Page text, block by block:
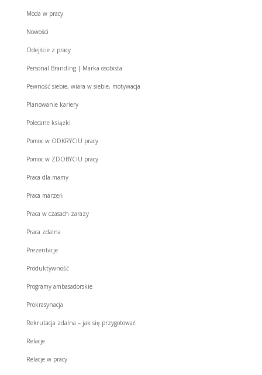
Moda w pracy
Nowości
Odejście z pracy
Personal Branding | Marka osobista
Pewność siebie, wiara w siebie, motywacja
Planowanie kariery
Polecane książki
Pomoc w ODKRYCIU pracy
Pomoc w ZDOBYCIU pracy
Praca dla mamy
Praca marzeń
Praca w czasach zarazy
Praca zdalna
Prezentacje
Produktywność
Programy ambasadorskie
Prokrasynacja
Rekrutacja zdalna – jak się przygotować
Relacje
Relacje w pracy